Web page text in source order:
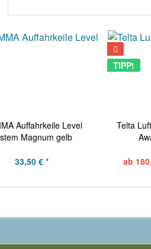
Auffahrkeile Level
Magnum gelb
33,50 € *
TIPP!
Telta
ab